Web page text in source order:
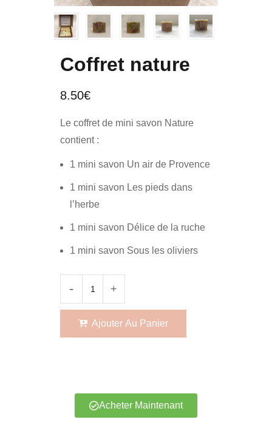
Coffret nature
8.50€
Le coffret de mini savon Nature
contient :
1 mini savon Un air de Provence
1 mini savon Les pieds dans
l’herbe
1 mini savon Délice de la ruche
1 mini savon Sous les oliviers
Ajouter Au Panier
Acheter Maintenant